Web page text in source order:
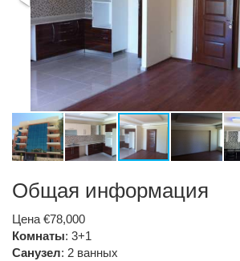
Общая информация
Цена €78,000
Комнаты: 3+1
Санузел: 2 ванных